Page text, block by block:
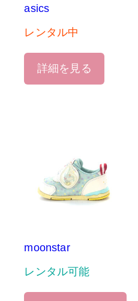
asics
レンタル中
詳細を見る
moonstar
レンタル可能